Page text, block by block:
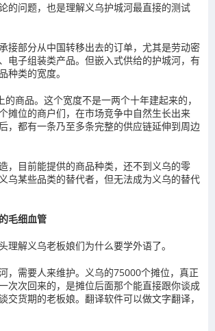
的问题，也是理解义乌护城河最直接的测试
接部分从中国转移出去的订单，尤其是劳动密
电子组装类产品。但嵌入式供给的护城河，有
种类的宽度。
商品。这个宽度不是一两个十年建起来的，
摊位的商户们，在市场竞争中自然生长出来
，都有一条乃至多条完整的供应链延伸到周边
，目前能提供的商品种类，还不到义乌的零
乌某些品类的替代者，但无法成为义乌的替代
毛细血管
理解义乌老板娘们为什么要学外语了。
，需要人来维护。义乌的75000个摊位，真正
次次回来的，是摊位后面那个能直接跟你谈成
交货期的老板娘。翻译软件可以做文字翻译，